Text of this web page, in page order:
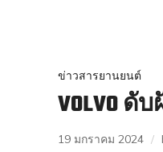
ข่าวสารยานยนต์
VOLVO ดั
19 มกราคม 2024